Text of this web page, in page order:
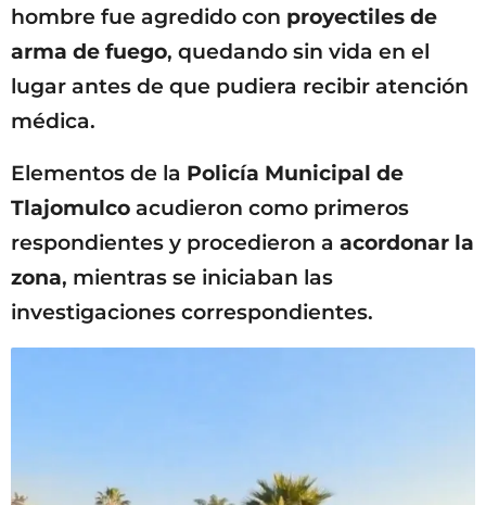
hombre fue agredido con proyectiles de
arma de fuego, quedando sin vida en el
lugar antes de que pudiera recibir atención
médica.
Elementos de la Policía Municipal de
Tlajomulco acudieron como primeros
respondientes y procedieron a acordonar la
zona, mientras se iniciaban las
investigaciones correspondientes.